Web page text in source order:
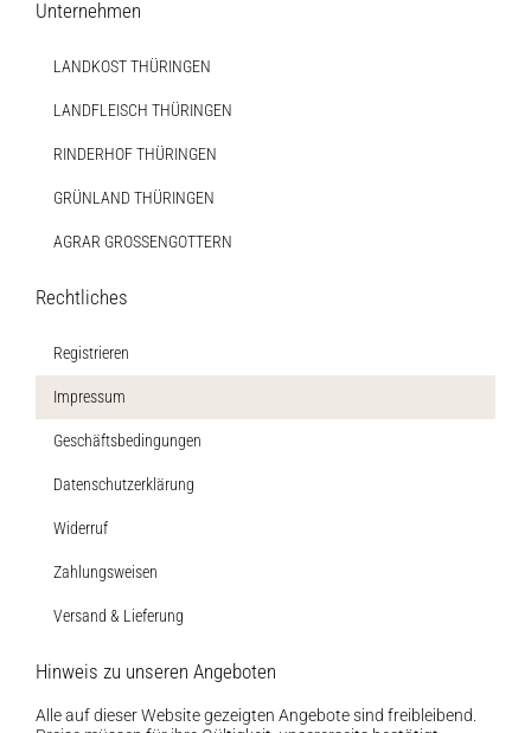
Unternehmen
LANDKOST THÜRINGEN
LANDFLEISCH THÜRINGEN
RINDERHOF THÜRINGEN
GRÜNLAND THÜRINGEN
AGRAR GROSSENGOTTERN
Rechtliches
Registrieren
Impressum
Geschäftsbedingungen
Datenschutzerklärung
Widerruf
Zahlungsweisen
Versand & Lieferung
Hinweis zu unseren Angeboten
Alle auf dieser Website gezeigten Angebote sind freibleibend.